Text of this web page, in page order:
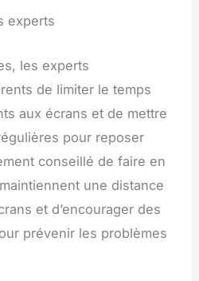
experts
les experts
de limiter le temps
aux écrans et de mettre
pour reposer
conseillé de faire en
une distance
et d’encourager des
prévenir les problèmes